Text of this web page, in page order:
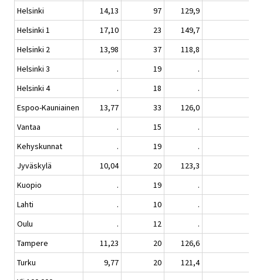
Helsinki
14,13 97 129,9
Helsinki 1
17,10 23 149,7
Helsinki 2
13,98 37 118,8
Helsinki 3
. 19
.
Helsinki 4
. 18
.
Espoo-Kauniainen
13,77 33 126,0
Vantaa
. 15
.
Kehyskunnat
. 19
.
Jyväskylä
10,04 20 123,3
Kuopio
. 19
.
Lahti
. 10
.
Oulu
. 12
.
Tampere
11,23 20 126,6
Turku
9,77 20 121,4